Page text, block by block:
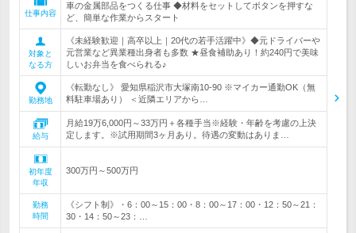
仕事内容
車の金属部品をつくる仕事 ◆材料をセットしてボタンを押すな
ど、簡単な作業からスタート
対象と
なる方
《未経験歓迎｜高卒以上｜20代の若手活躍中》◆元ドライバーや
元営業など異業種出身者も多数 ★昼食補助あり！約240円で美味
しいお弁当を食べられる♪
勤務地
《転勤なし》 愛知県稲沢市大塚南10-90 ※マイカー通勤OK（無
料駐車場あり） ＜近隣エリアから…
給与
月給19万6,000円～33万円＋各種手当※経験・年齢を考慮の上決
定します。※試用期間3ヶ月あり。待遇の変動はありま…
初年度
年収
300万円～500万円
勤務
時間
《シフト制》・6：00～15：00・8：00～17：00・12：50～21：
30・14：50～23：…